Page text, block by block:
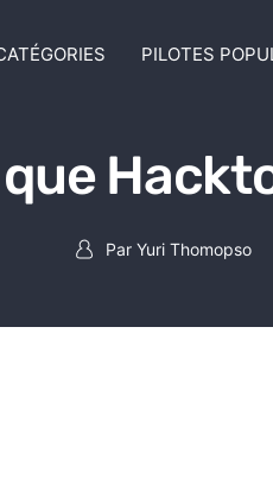
PILOTES
que
Auteur de la publication
Par Yuri Thomopso